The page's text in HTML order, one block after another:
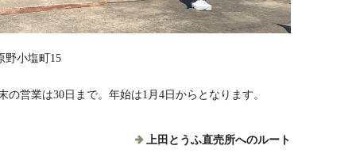
野小塩町15
の営業は30日まで。年始は1月4日からとなります。
上田とうふ直売所へのルート